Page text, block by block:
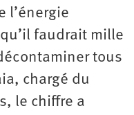
l’énergie
faudrait mille
tous
chargé du
le chiffre a